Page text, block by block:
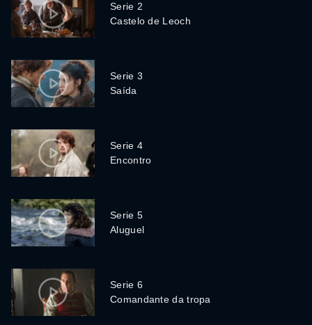
Serie 2
Castelo de Leoch
Serie 3
Saída
Serie 4
Encontro
Serie 5
Aluguel
Serie 6
Comandante da tropa